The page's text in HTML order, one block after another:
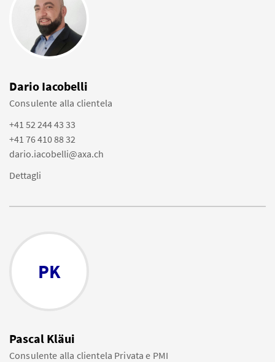
Dario Iacobelli
Consulente alla clientela
+41 52 244 43 33
+41 76 410 88 32
dario.iacobelli@axa.ch
Dettagli
PK
Pascal Kläui
Consulente alla clientela Privata e PMI